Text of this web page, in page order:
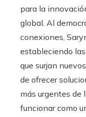
para la
global. Al
conexiones,
estableciendo
que surjan
de ofrecer
más urgentes de
funcionar como